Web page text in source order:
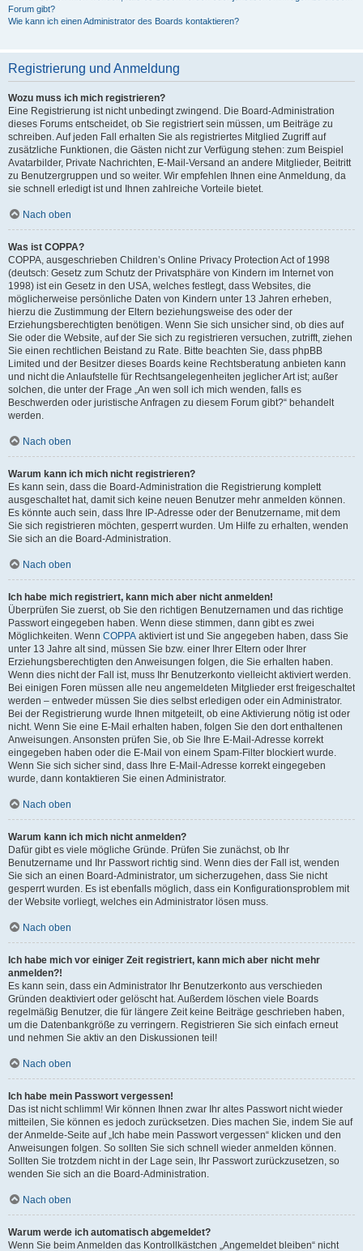
Forum gibt?
Wie kann ich einen Administrator des Boards kontaktieren?
Registrierung und Anmeldung
Wozu muss ich mich registrieren?
Eine Registrierung ist nicht unbedingt zwingend. Die Board-Administration
dieses Forums entscheidet, ob Sie registriert sein müssen, um Beiträge zu
schreiben. Auf jeden Fall erhalten Sie als registriertes Mitglied Zugriff auf
zusätzliche Funktionen, die Gästen nicht zur Verfügung stehen: zum Beispiel
Avatarbilder, Private Nachrichten, E-Mail-Versand an andere Mitglieder, Beitritt
zu Benutzergruppen und so weiter. Wir empfehlen Ihnen eine Anmeldung, da
sie schnell erledigt ist und Ihnen zahlreiche Vorteile bietet.
Nach oben
Was ist COPPA?
COPPA, ausgeschrieben Children’s Online Privacy Protection Act of 1998
(deutsch: Gesetz zum Schutz der Privatsphäre von Kindern im Internet von
1998) ist ein Gesetz in den USA, welches festlegt, dass Websites, die
möglicherweise persönliche Daten von Kindern unter 13 Jahren erheben,
hierzu die Zustimmung der Eltern beziehungsweise des oder der
Erziehungsberechtigten benötigen. Wenn Sie sich unsicher sind, ob dies auf
Sie oder die Website, auf der Sie sich zu registrieren versuchen, zutrifft, ziehen
Sie einen rechtlichen Beistand zu Rate. Bitte beachten Sie, dass phpBB
Limited und der Besitzer dieses Boards keine Rechtsberatung anbieten kann
und nicht die Anlaufstelle für Rechtsangelegenheiten jeglicher Art ist; außer
solchen, die unter der Frage „An wen soll ich mich wenden, falls es
Beschwerden oder juristische Anfragen zu diesem Forum gibt?“ behandelt
werden.
Nach oben
Warum kann ich mich nicht registrieren?
Es kann sein, dass die Board-Administration die Registrierung komplett
ausgeschaltet hat, damit sich keine neuen Benutzer mehr anmelden können.
Es könnte auch sein, dass Ihre IP-Adresse oder der Benutzername, mit dem
Sie sich registrieren möchten, gesperrt wurden. Um Hilfe zu erhalten, wenden
Sie sich an die Board-Administration.
Nach oben
Ich habe mich registriert, kann mich aber nicht anmelden!
Überprüfen Sie zuerst, ob Sie den richtigen Benutzernamen und das richtige
Passwort eingegeben haben. Wenn diese stimmen, dann gibt es zwei
Möglichkeiten. Wenn COPPA aktiviert ist und Sie angegeben haben, dass Sie
unter 13 Jahre alt sind, müssen Sie bzw. einer Ihrer Eltern oder Ihrer
Erziehungsberechtigten den Anweisungen folgen, die Sie erhalten haben.
Wenn dies nicht der Fall ist, muss Ihr Benutzerkonto vielleicht aktiviert werden.
Bei einigen Foren müssen alle neu angemeldeten Mitglieder erst freigeschaltet
werden – entweder müssen Sie dies selbst erledigen oder ein Administrator.
Bei der Registrierung wurde Ihnen mitgeteilt, ob eine Aktivierung nötig ist oder
nicht. Wenn Sie eine E-Mail erhalten haben, folgen Sie den dort enthaltenen
Anweisungen. Ansonsten prüfen Sie, ob Sie Ihre E-Mail-Adresse korrekt
eingegeben haben oder die E-Mail von einem Spam-Filter blockiert wurde.
Wenn Sie sich sicher sind, dass Ihre E-Mail-Adresse korrekt eingegeben
wurde, dann kontaktieren Sie einen Administrator.
Nach oben
Warum kann ich mich nicht anmelden?
Dafür gibt es viele mögliche Gründe. Prüfen Sie zunächst, ob Ihr
Benutzername und Ihr Passwort richtig sind. Wenn dies der Fall ist, wenden
Sie sich an einen Board-Administrator, um sicherzugehen, dass Sie nicht
gesperrt wurden. Es ist ebenfalls möglich, dass ein Konfigurationsproblem mit
der Website vorliegt, welches ein Administrator lösen muss.
Nach oben
Ich habe mich vor einiger Zeit registriert, kann mich aber nicht mehr
anmelden?!
Es kann sein, dass ein Administrator Ihr Benutzerkonto aus verschieden
Gründen deaktiviert oder gelöscht hat. Außerdem löschen viele Boards
regelmäßig Benutzer, die für längere Zeit keine Beiträge geschrieben haben,
um die Datenbankgröße zu verringern. Registrieren Sie sich einfach erneut
und nehmen Sie aktiv an den Diskussionen teil!
Nach oben
Ich habe mein Passwort vergessen!
Das ist nicht schlimm! Wir können Ihnen zwar Ihr altes Passwort nicht wieder
mitteilen, Sie können es jedoch zurücksetzen. Dies machen Sie, indem Sie auf
der Anmelde-Seite auf „Ich habe mein Passwort vergessen“ klicken und den
Anweisungen folgen. So sollten Sie sich schnell wieder anmelden können.
Sollten Sie trotzdem nicht in der Lage sein, Ihr Passwort zurückzusetzen, so
wenden Sie sich an die Board-Administration.
Nach oben
Warum werde ich automatisch abgemeldet?
Wenn Sie beim Anmelden das Kontrollkästchen „Angemeldet bleiben“ nicht